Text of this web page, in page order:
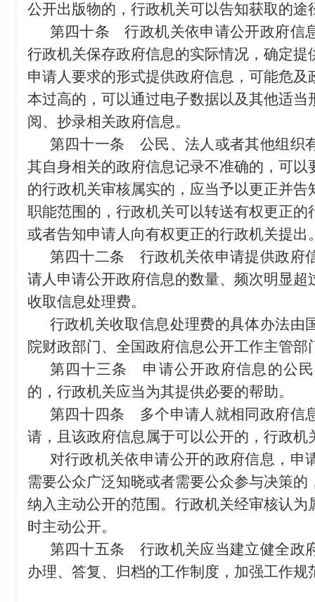
公开出版物的，行政机关可以告知获取的途
第四十条 行政机关依申请公开政府信
行政机关保存政府信息的实际情况，确定
申请人要求的形式提供政府信息，可能危
本过高的，可以通过电子数据以及其他适
阅、抄录相关政府信息。
第四十一条 公民、法人或者其他组织
其自身相关的政府信息记录不准确的，可
的行政机关审核属实的，应当予以更正并
职能范围的，行政机关可以转送有权更正
或者告知申请人向有权更正的行政机关提出
第四十二条 行政机关依申请提供政府
请人申请公开政府信息的数量、频次明显
收取信息处理费。
行政机关收取信息处理费的具体办法由
院财政部门、全国政府信息公开工作主管部
第四十三条 申请公开政府信息的公
的，行政机关应当为其提供必要的帮助。
第四十四条 多个申请人就相同政府信
请，且该政府信息属于可以公开的，行政
对行政机关依申请公开的政府信息，申
需要公众广泛知晓或者需要公众参与决策
纳入主动公开的范围。行政机关经审核认
时主动公开。
第四十五条 行政机关应当建立健全政
办理、答复、归档的工作制度，加强工作规